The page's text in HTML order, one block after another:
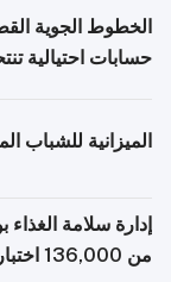
الخطوط الجوية
حسابات احتيالية
الميزانية للشباب
إدارة سلامة الغذاء
من